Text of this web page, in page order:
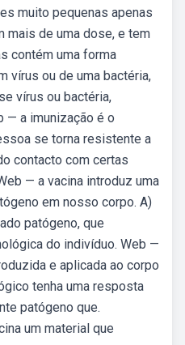
muito pequenas apenas
mais de uma dose, e tem
contém uma forma
vírus ou de uma bactéria,
vírus ou bactéria,
— a imunização é o
se torna resistente a
contacto com certas
— a vacina introduz uma
em nosso corpo. A)
patógeno, que
do indivíduo. Web —
e aplicada ao corpo
tenha uma resposta
patógeno que.
um material que